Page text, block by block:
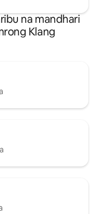
na mandhari
Klang